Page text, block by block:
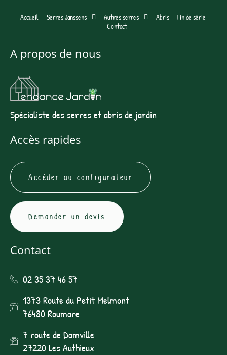
Accueil Serres Janssens Autres serres Abris
Fin de série
Contact
A propos de nous
Spécialiste des serres et abris de jardin
Accès rapides
Accéder au configurateur
Demander un devis
Contact
02 35 37 46 57
1373 Route du Petit Melmont
76480 Roumare
7 route de Damville
27220 Les Authieux